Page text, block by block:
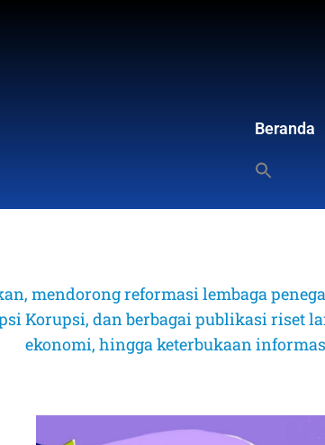
Beranda
mendorong reformasi lembaga
Korupsi, dan berbagai publikasi riset
ekonomi, hingga keterbukaan